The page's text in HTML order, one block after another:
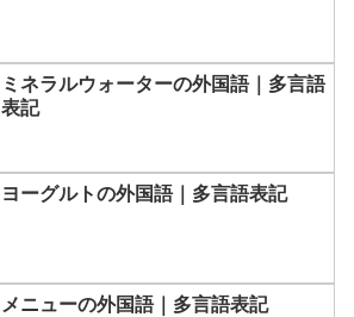
ミネラルウォーターの外国語｜多言語
表記
ヨーグルトの外国語｜多言語表記
メニューの外国語｜多言語表記